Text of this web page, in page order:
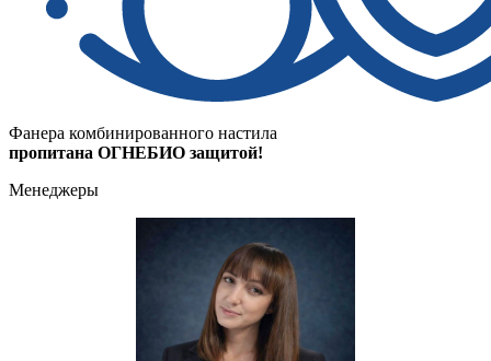
Фанера комбинированного настила
пропитана ОГНЕБИО защитой!
Менеджеры